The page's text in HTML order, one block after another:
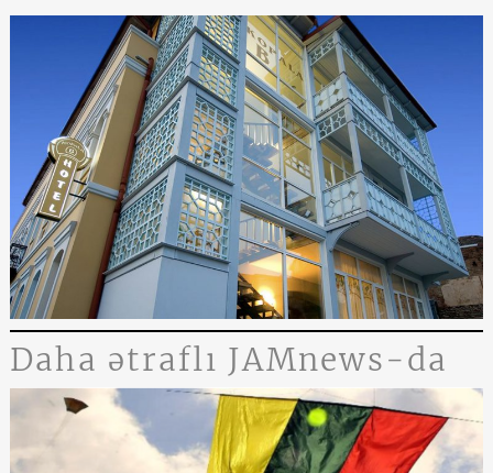
Daha ətraflı JAMnews-da